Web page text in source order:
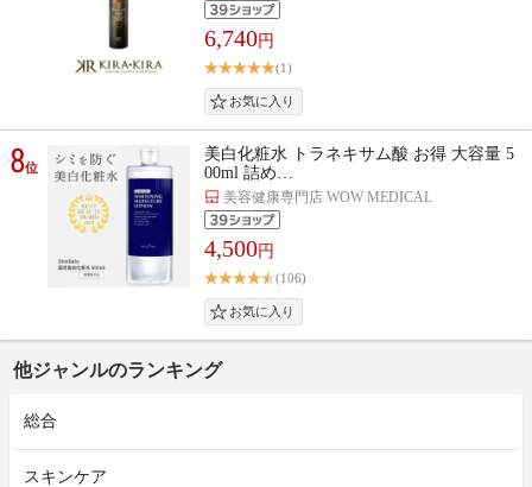
6,740円
(1)
8位
美白化粧水 トラネキサム酸 お得 大容量 5
00ml 詰め…
美容健康専門店 WOW MEDICAL
4,500円
(106)
他ジャンルのランキング
総合
スキンケア